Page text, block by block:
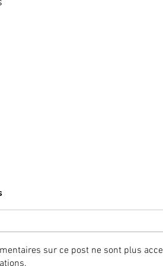
sur ce post ne sont plus